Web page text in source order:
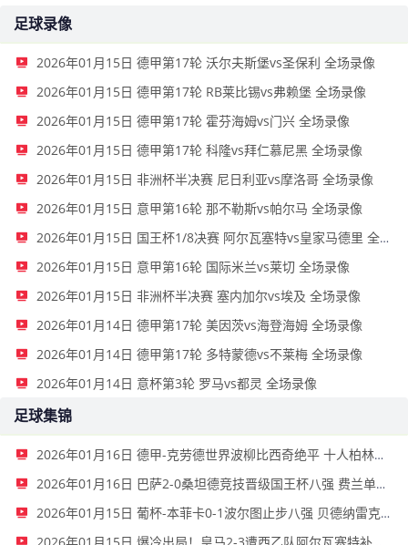
足球录像
2026年01月15日 德甲第17轮 沃尔夫斯堡vs圣保利 全场录像
2026年01月15日 德甲第17轮 RB莱比锡vs弗赖堡 全场录像
2026年01月15日 德甲第17轮 霍芬海姆vs门兴 全场录像
2026年01月15日 德甲第17轮 科隆vs拜仁慕尼黑 全场录像
2026年01月15日 非洲杯半决赛 尼日利亚vs摩洛哥 全场录像
2026年01月15日 意甲第16轮 那不勒斯vs帕尔马 全场录像
2026年01月15日 国王杯1/8决赛 阿尔瓦塞特vs皇家马德里 全场录像
2026年01月15日 意甲第16轮 国际米兰vs莱切 全场录像
2026年01月15日 非洲杯半决赛 塞内加尔vs埃及 全场录像
2026年01月14日 德甲第17轮 美因茨vs海登海姆 全场录像
2026年01月14日 德甲第17轮 多特蒙德vs不莱梅 全场录像
2026年01月14日 意杯第3轮 罗马vs都灵 全场录像
足球集锦
2026年01月16日 德甲-克劳德世界波柳比西奇绝平 十人柏林联合1-1奥格斯堡
2026年01月16日 巴萨2-0桑坦德竞技晋级国王杯八强 费兰单刀球破门亚马尔建功
2026年01月15日 葡杯-本菲卡0-1波尔图止步八强 贝德纳雷克制胜帕夫利季斯失良机